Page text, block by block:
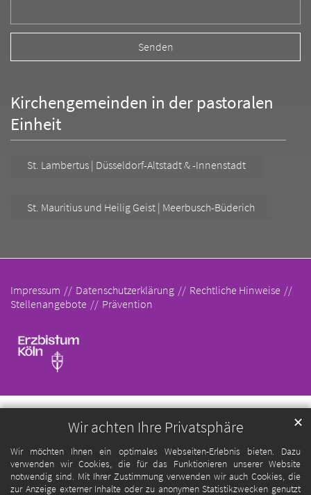
Wir achten Ihre Privatsphäre
Wir möchten Ihnen ein optimales Webseiten-Erlebnis bieten. Dazu
verwenden wir Cookies, die für das Funktionieren unserer Website
notwendig sind. Mit Ihrer Zustimmung verwenden wir auch Cookies, die
zur Anzeige externer Inhalte oder zu anonymen Statistikzwecken genutzt
✕
Kirchengemeinden in der pastoralen
Einheit
St. Lambertus | Düsseldorf-Altstadt & -Innenstadt
St. Mauritius und Heilig Geist | Meerbusch-Büderich
Impressum Datenschutzerklärung
Rechtliche Hinweise
Stellenangebote
Prävention